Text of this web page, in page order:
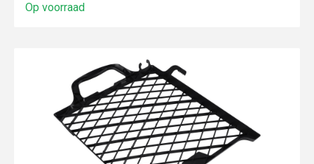
Op voorraad